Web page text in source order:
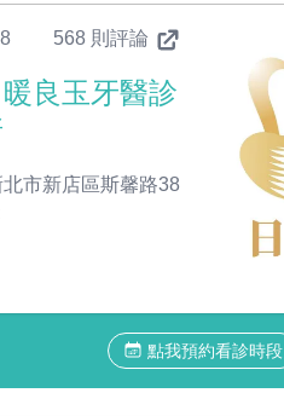
568 則評論
暖良玉牙醫診
北市新店區斯馨路38
點我預約看診時段